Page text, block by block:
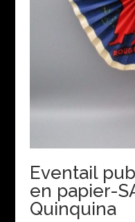
Eventail
en papier-
Quinquina